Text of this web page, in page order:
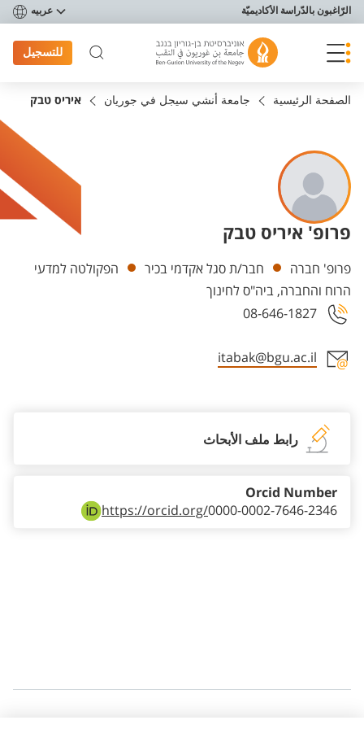
תפריט נגישות
الرّاغبون بالدّراسة الأكاديميّة عربيه
للتسجيل
الصفحة الرئيسية جامعة أنشي سيجل في جوريان איריס טבק
פרופ' איריס טבק
Departments
פרופ' חברה חבר/ת סגל אקדמי בכיר
הפקולטה למדעי
הרוח והחברה, ביה"ס לחינוך
08-646-1827
itabak@bgu.ac.il
رابط ملف الأبحاث
https://orcid.org/0000-0002-7646-2346
Orcid Number